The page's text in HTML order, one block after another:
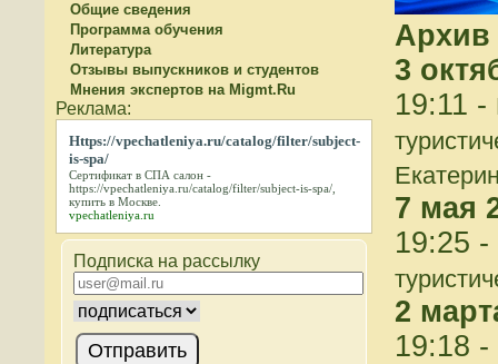
Общие сведения
Программа обучения
Литература
Отзывы выпускников и студентов
Мнения экспертов на Migmt.Ru
Https://vpechatleniya.ru/catalog/filter/subject-
is-spa/
Сертификат в СПА салон -
https://vpechatleniya.ru/catalog/filter/subject-is-spa/,
купить в Москве.
vpechatleniya.ru
Подписка на рассылку
Архив
3
19:11 -
7 мая
19:25 -
2
19:18 -